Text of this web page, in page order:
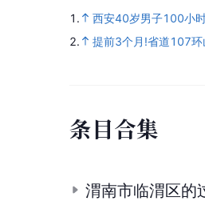
1.
西安40岁男子100小
2.
提前3个月!省道107环
条目合集
渭南市临渭区的